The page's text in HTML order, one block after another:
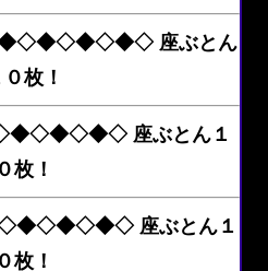
座ぶとん
０枚！
座ぶとん１
０枚！
座ぶとん１
０枚！